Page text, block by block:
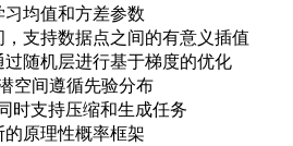
均值和方差参数
支持数据点之间的有意义插值
随机层进行基于梯度的优化
空间遵循先验分布
时支持压缩和生成任务
原理性概率框架